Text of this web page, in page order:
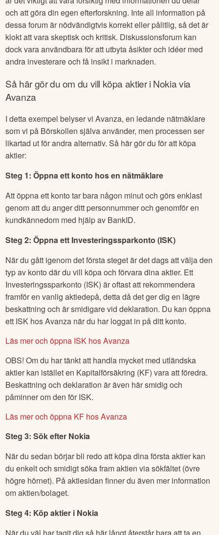
och att göra din egen efterforskning. Inte all information på
dessa forum är nödvändigtvis korrekt eller pålitlig, så det är
klokt att vara skeptisk och kritisk. Diskussionsforum kan
dock vara användbara för att utbyta åsikter och idéer med
andra investerare och få insikt i marknaden.
Så här gör du om du vill köpa aktier iNokiavia
Avanza
I detta exempel belyser vi Avanza, en ledande nätmäklare
som vi på Börskollen själva använder, men processen ser
likartad ut för andra alternativ. Så här gör du för att köpa
aktier:
Steg 1: Öppna ett konto hos en nätmäklare
Att öppna ett konto tar bara någon minut och görs enklast
genom att du anger ditt personnummer och genomför en
kundkännedom med hjälp av BankID.
Steg 2: Öppna ett Investeringssparkonto (ISK)
När du gått igenom det första steget är det dags att välja den
typ av konto där du vill köpa och förvara dina aktier. Ett
Investeringssparkonto (ISK) är oftast att rekommendera
framför en vanlig aktiedepå, detta då det ger dig en lägre
beskattning och är smidigare vid deklaration. Du kan öppna
ett ISK hos Avanza när du har loggat in på ditt konto.
Läs mer och öppna ISK hos Avanza
OBS! Om du har tänkt att handla mycket med utländska
aktier kan istället en Kapitalförsäkring (KF) vara att föredra.
Beskattning och deklaration är även här smidig och
påminner om den för ISK.
Läs mer och öppna KF hos Avanza
Steg 3: Sök efter Nokia
När du sedan börjar bli redo att köpa dina första aktier kan
du enkelt och smidigt söka fram aktien via sökfältet (övre
högre hörnet). På aktiesidan finner du även mer information
om aktien/bolaget.
Steg 4: Köp aktier i Nokia